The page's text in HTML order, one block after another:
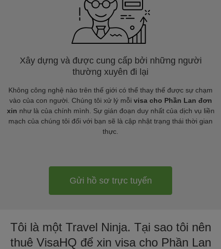
Xây dựng và được cung cấp bởi những người
thường xuyên đi lại
Không công nghệ nào trên thế giới có thể thay thế được sự chạm
vào của con người. Chúng tôi xử lý mỗi visa cho Phần Lan đơn
xin như là của chính mình. Sự gián đoạn duy nhất của dịch vụ liền
mạch của chúng tôi đối với bạn sẽ là cập nhật trạng thái thời gian
thực.
Gửi hồ sơ trực tuyến
Tôi là một Travel Ninja. Tại sao tôi nên
thuê VisaHQ để xin visa cho Phần Lan